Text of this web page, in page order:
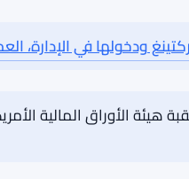
لا توجد تفاصيل حول
غير واضح ما إذا كان
المالي. لقد أمضت
وما يُسمح للشركات
بشخصيات أحرقت